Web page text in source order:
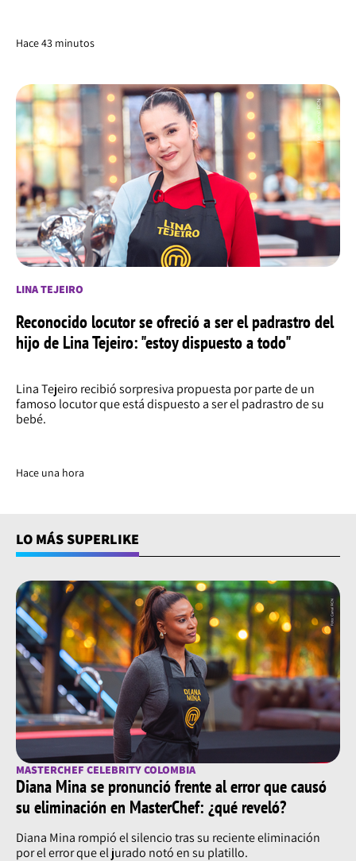
Hace 43 minutos
LINA TEJEIRO
Reconocido locutor se ofreció a ser el padrastro del
hijo de Lina Tejeiro: "estoy dispuesto a todo"
Lina Tejeiro recibió sorpresiva propuesta por parte de un
famoso locutor que está dispuesto a ser el padrastro de su
bebé.
Hace una hora
LO MÁS SUPERLIKE
MASTERCHEF CELEBRITY COLOMBIA
Diana Mina se pronunció frente al error que causó
su eliminación en MasterChef: ¿qué reveló?
Diana Mina rompió el silencio tras su reciente eliminación
por el error que el jurado notó en su platillo.